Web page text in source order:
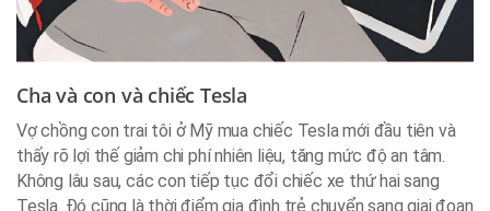
Cha và con và chiếc Tesla
Vợ chồng con trai tôi ở Mỹ mua chiếc Tesla mới đầu tiên và
thấy rõ lợi thế giảm chi phí nhiên liệu, tăng mức độ an tâm.
Không lâu sau, các con tiếp tục đổi chiếc xe thứ hai sang
Tesla. Đó cũng là thời điểm gia đình trẻ chuyển sang giai đoạn